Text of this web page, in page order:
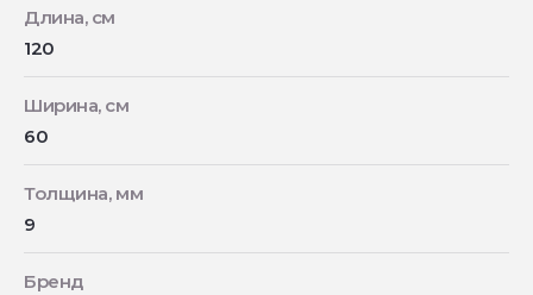
Длина, см
120
Ширина, см
60
Толщина, мм
9
Бренд